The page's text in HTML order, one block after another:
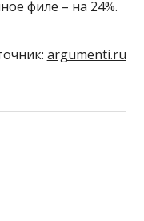
филе – на 24%.
argumenti.ru